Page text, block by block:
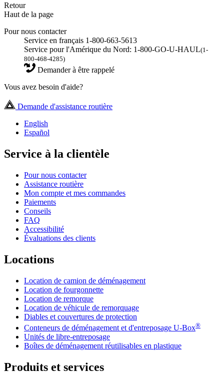
Retour
Haut de la page
Pour nous contacter
Service en français 1-800-663-5613
Service pour l'Amérique du Nord: 1-800-GO-U-HAUL(1-
800-468-4285)
Demander à être rappelé
Vous avez besoin d'aide?
Demande d'assistance routière
English
Español
Service à la clientèle
Pour nous contacter
Assistance routière
Mon compte et mes commandes
Paiements
Conseils
FAQ
Accessibilité
Évaluations des clients
Locations
Location de camion de déménagement
Location de fourgonnette
Location de remorque
Location de véhicule de remorquage
Diables et couvertures de protection
Conteneurs de déménagement et d'entreposage U-Box®
Unités de libre-entreposage
Boîtes de déménagement réutilisables en plastique
Produits et services